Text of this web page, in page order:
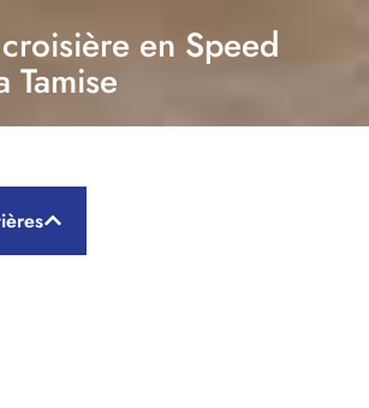
en Speed
Tamise